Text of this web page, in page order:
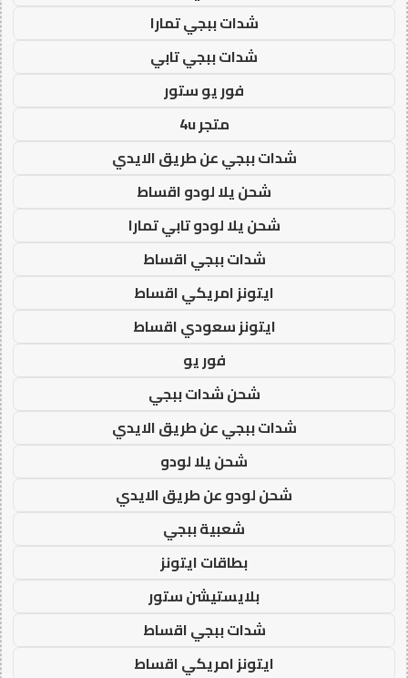
شدات ببجي تمارا
شدات ببجي تابي
فور يو ستور
متجر 4u
شدات ببجي عن طريق الايدي
شحن يلا لودو اقساط
شحن يلا لودو تابي تمارا
شدات ببجي اقساط
ايتونز امريكي اقساط
ايتونز سعودي اقساط
فور يو
شحن شدات ببجي
شدات ببجي عن طريق الايدي
شحن يلا لودو
شحن لودو عن طريق الايدي
شعبية ببجي
بطاقات ايتونز
بلايستيشن ستور
شدات ببجي اقساط
ايتونز امريكي اقساط